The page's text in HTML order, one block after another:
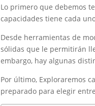
Lo primero que debemos
capacidades tiene cada
Desde herramientas de
sólidas que le permitirán
embargo, hay algunas
Por último, Exploraremos
preparado para elegir